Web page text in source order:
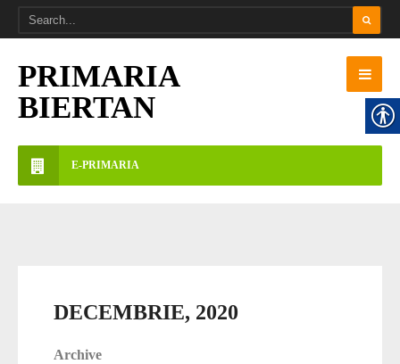
PRIMARIA
BIERTAN
E-PRIMARIA
DECEMBRIE, 2020
Archive